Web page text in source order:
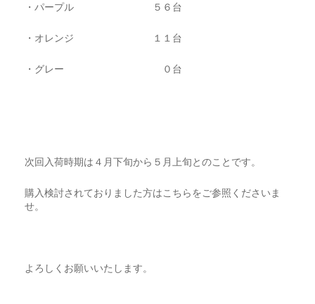
・パープル ５６台
・オレンジ １１台
・グレー ０台
次回入荷時期は４月下旬から５月上旬とのことです。
購入検討されておりました方はこちらをご参照くださいま
せ。
よろしくお願いいたします。